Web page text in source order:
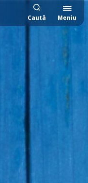
Caută Meniu